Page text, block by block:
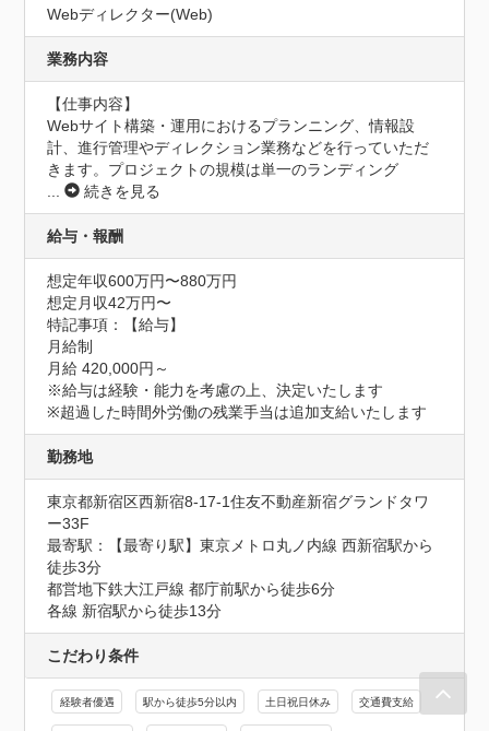
Webディレクター(Web)
業務内容
【仕事内容】
Webサイト構築・運用におけるプランニング、情報設
計、進行管理やディレクション業務などを行っていただ
きます。プロジェクトの規模は単一のランディング
...
続きを見る
給与・報酬
想定年収600万円〜880万円
想定月収42万円〜
特記事項：【給与】
月給制
月給 420,000円～
※給与は経験・能力を考慮の上、決定いたします
※超過した時間外労働の残業手当は追加支給いたします
勤務地
東京都新宿区西新宿8-17-1住友不動産新宿グランドタワ
ー33F
最寄駅：【最寄り駅】東京メトロ丸ノ内線 西新宿駅から
徒歩3分
都営地下鉄大江戸線 都庁前駅から徒歩6分
各線 新宿駅から徒歩13分
こだわり条件
経験者優遇 駅から徒歩5分以内 土日祝日休み 交通費支給